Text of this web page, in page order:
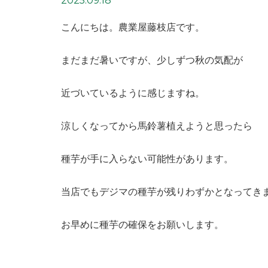
こんにちは。農業屋藤枝店です。
まだまだ暑いですが、少しずつ秋の気配が
近づいているように感じますね。
涼しくなってから馬鈴薯植えようと思ったら
種芋が手に入らない可能性があります。
当店でもデジマの種芋が残りわずかとなってき
お早めに種芋の確保をお願いします。